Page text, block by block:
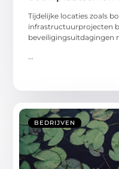
Tijdelijke locaties zoals
infrastructuurprojecten
beveiligingsuitdagingen
BEDRIJVEN